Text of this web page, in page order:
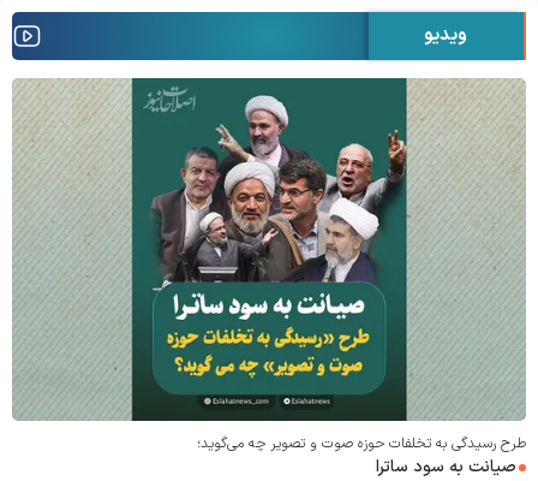
ویدیو
طرح رسیدگی به تخلفات حوزه صوت و‌ تصویر چه می‌گوید؛
صیانت به سود ساترا